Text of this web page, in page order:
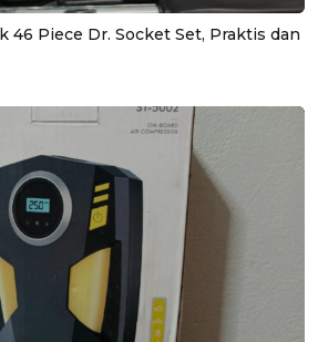
46 Piece Dr. Socket Set, Praktis dan